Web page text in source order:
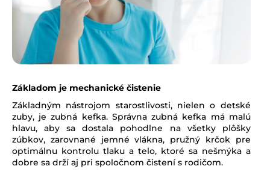
Základom je mechanické čistenie
Základným nástrojom starostlivosti, nielen o detské
zuby, je zubná kefka. Správna zubná kefka má malú
hlavu, aby sa dostala pohodlne na všetky plôšky
zúbkov, zarovnané jemné vlákna, pružný krčok pre
optimálnu kontrolu tlaku a telo, ktoré sa nešmýka a
dobre sa drží aj pri spoločnom čistení s rodičom.